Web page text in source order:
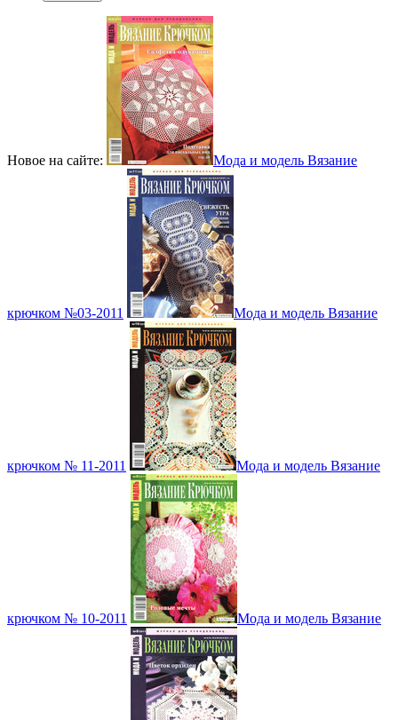
Новое на сайте: Мода и модель Вязание
крючком №03-2011 Мода и модель Вязание
крючком № 11-2011 Мода и модель Вязание
крючком № 10-2011 Мода и модель Вязание